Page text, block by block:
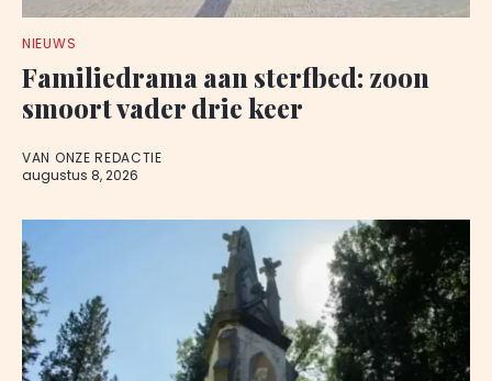
NIEUWS
Familiedrama aan sterfbed: zoon
smoort vader drie keer
VAN ONZE REDACTIE
augustus 8, 2026